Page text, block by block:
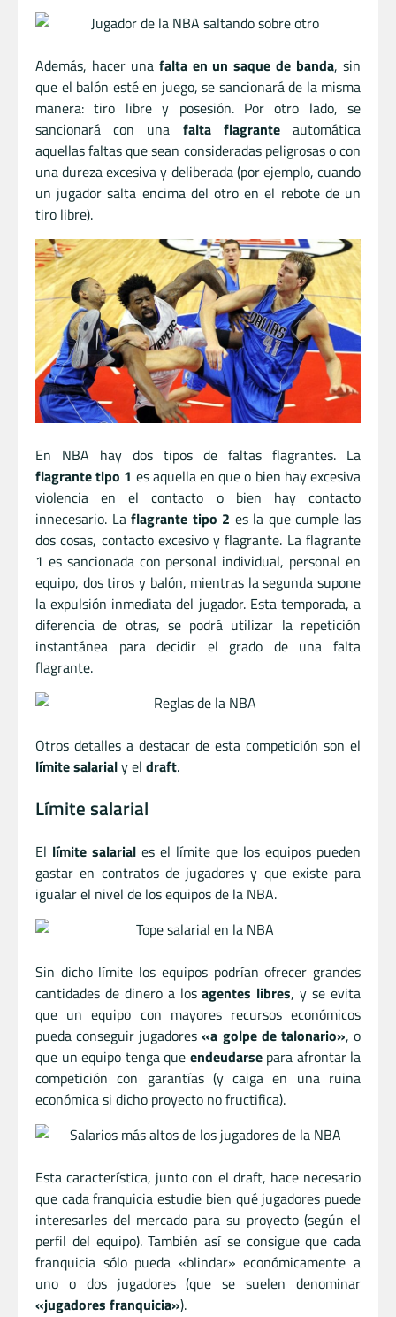
Además, hacer una falta en un saque de banda, sin
que el balón esté en juego, se sancionará de la misma
manera: tiro libre y posesión. Por otro lado, se
sancionará con una falta flagranteautomática
aquellas faltas que sean consideradas peligrosas o con
una dureza excesiva y deliberada (por ejemplo, cuando
un jugador salta encima del otro en el rebote de un
tiro libre).
En NBA hay dos tipos de faltas flagrantes. La
flagrante tipo 1 es aquella en que o bien hay excesiva
violencia en el contacto o bien hay contacto
innecesario. Laflagrante tipo 2 es la que cumple las
dos cosas, contacto excesivo y flagrante. La flagrante
1 es sancionada con personal individual, personal en
equipo, dos tiros y balón, mientras la segunda supone
la expulsión inmediata del jugador. Esta temporada, a
diferencia de otras, se podrá utilizar la repetición
instantánea para decidir el grado de una falta
flagrante.
Otros detalles a destacar de esta competición son el
límite salarialy el draft.
Límite salarial
El límite salarial es el límite que los equipos pueden
gastar en contratos de jugadores y que existe para
igualar el nivel de los equipos de la NBA.
Sin dicho límite los equipos podrían ofrecer grandes
cantidades de dinero a losagentes libres, y se evita
que un equipo con mayores recursos económicos
pueda conseguir jugadores«a golpe de talonario», o
que un equipo tenga que endeudarsepara afrontar la
competición con garantías (y caiga en una ruina
económica si dicho proyecto no fructifica).
Esta característica, junto con el draft, hace necesario
que cada franquicia estudie bien qué jugadores puede
interesarles del mercado para su proyecto (según el
perfil del equipo). También así se consigue que cada
franquicia sólo pueda «blindar» económicamente a
uno o dos jugadores (que se suelen denominar
«jugadores franquicia»).